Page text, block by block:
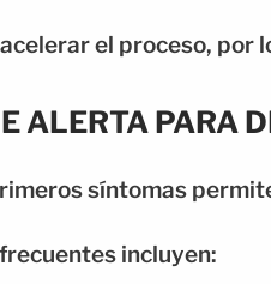
el proceso,
ALERTA PARA
síntomas
incluyen: